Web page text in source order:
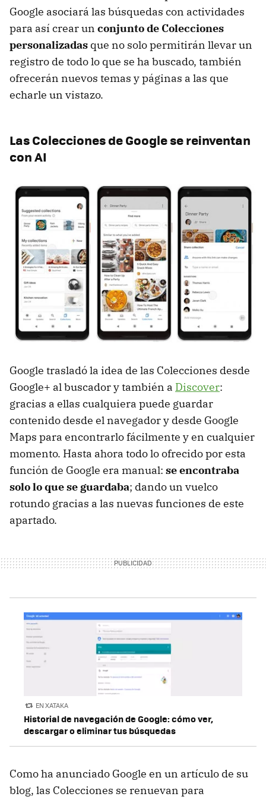
Google asociará las búsquedas con actividades
para así crear un conjunto de Colecciones
personalizadas que no solo permitirán llevar un
registro de todo lo que se ha buscado, también
ofrecerán nuevos temas y páginas a las que
echarle un vistazo.
Las Colecciones de Google se reinventan
con AI
Google trasladó la idea de las Colecciones desde
Google+ al buscador y también a Discover:
gracias a ellas cualquiera puede guardar
contenido desde el navegador y desde Google
Maps para encontrarlo fácilmente y en cualquier
momento. Hasta ahora todo lo ofrecido por esta
función de Google era manual: se encontraba
solo lo que se guardaba; dando un vuelco
rotundo gracias a las nuevas funciones de este
apartado.
EN XATAKA
Historial de navegación de Google: cómo ver,
descargar o eliminar tus búsquedas
Como ha anunciado Google en un artículo de su
blog, las Colecciones se renuevan para